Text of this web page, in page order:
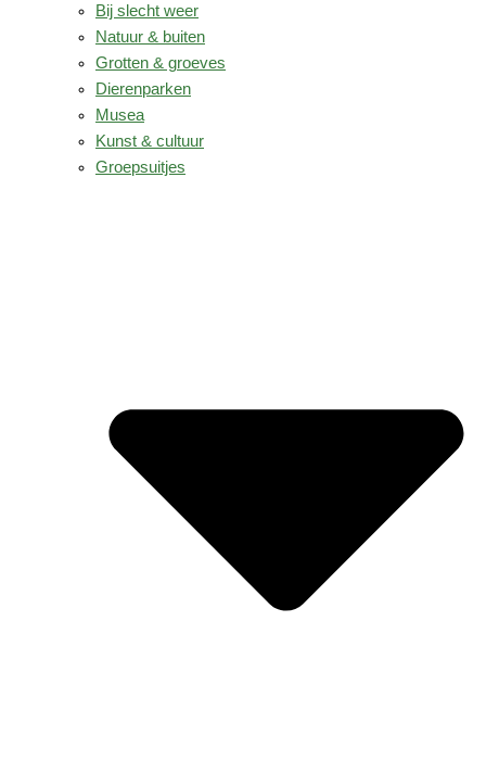
Bij slecht weer
Natuur & buiten
Grotten & groeves
Dierenparken
Musea
Kunst & cultuur
Groepsuitjes